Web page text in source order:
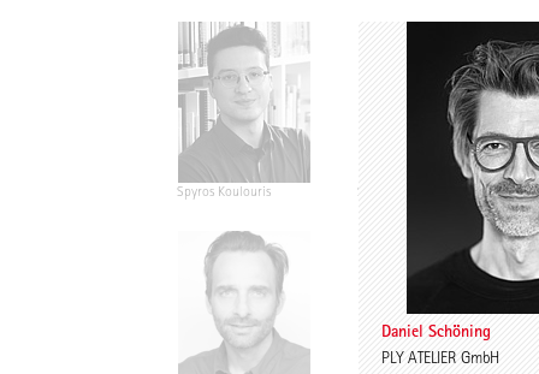
Spyros Koulouris Sandra Niebling
Daniel Schöning
PLY ATELIER GmbH